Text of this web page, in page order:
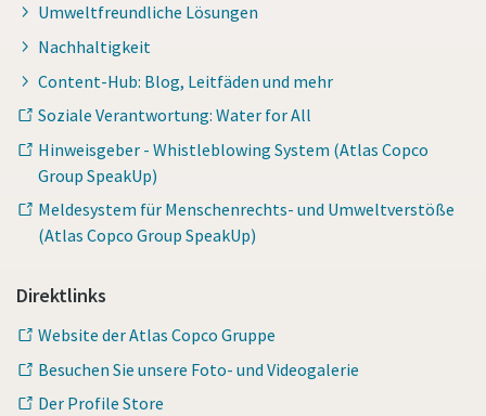
Umweltfreundliche Lösungen
Nachhaltigkeit
Content-Hub: Blog, Leitfäden und mehr
Soziale Verantwortung: Water for All
Hinweisgeber - Whistleblowing System (Atlas Copco
Group SpeakUp)
Meldesystem für Menschenrechts- und Umweltverstöße
(Atlas Copco Group SpeakUp)
Direktlinks
Website der Atlas Copco Gruppe
Besuchen Sie unsere Foto- und Videogalerie
Der Profile Store